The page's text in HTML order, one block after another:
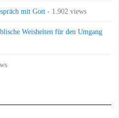
mit Gott - 1.902 views
Weisheiten für den Umgang